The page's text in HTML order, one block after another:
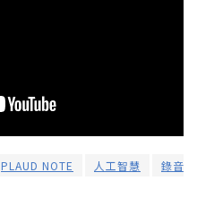
PLAUD NOTE 人工智慧 錄音筆